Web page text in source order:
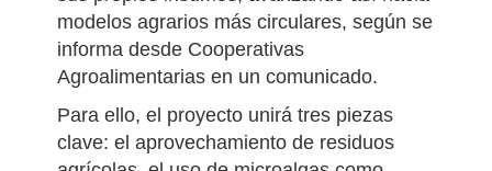
explotaciones puedan producir parte de
sus propios insumos, avanzando así hacia
modelos agrarios más circulares, según se
Agroalimentarias en un comunicado.
Para ello, el proyecto unirá tres piezas